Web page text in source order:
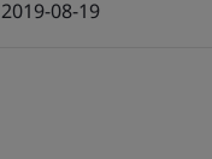
2019-08-19